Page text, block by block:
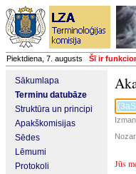
Piektdiena, 7. augusts Šī ir
Sākumlapa
Terminu datubāze
Struktūra un principi
Apakškomisijas
Sēdes
Lēmumi
Protokoli
Jūs